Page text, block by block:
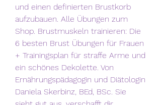
und einen definierten Brustkorb
aufzubauen. Alle Übungen zum
Shop. Brustmuskeln trainieren: Die
6 besten Brust Übungen für Frauen
+ Trainingsplan für straffe Arme und
ein schönes Dekolette. Von
Ernährungspädagogin und Diätologin
Daniela Skerbinz, BEd, BSc. Sie